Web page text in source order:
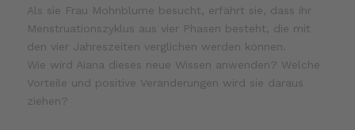
Als sie Frau Mohnblume besucht, erfährt sie, dass ihr
Menstruationszyklus aus vier Phasen besteht, die mit
den vier Jahreszeiten verglichen werden können.
Wie wird Aiana dieses neue Wissen anwenden? Welche
Vorteile und positive Veränderungen wird sie daraus
ziehen?